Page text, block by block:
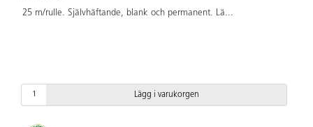
25 m/rulle. Självhäftande, blank och permanent. Lä...
Lägg i varukorgen